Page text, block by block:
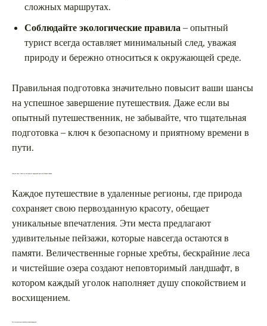
сложных маршрутах.
Соблюдайте экологические правила– опытный
турист всегда оставляет минимальный след, уважая
природу и бережно относиться к окружающей среде.
Правильная подготовка значительно повысит ваши шансы
на успешное завершение путешествия. Даже если вы
опытный путешественник, не забывайте, что тщательная
подготовка – ключ к безопасному и приятному времени в
пути.
Лучшие виды Саян: где насладиться природной красотой Южной Сибири
Каждое путешествие в удаленные регионы, где природа
сохраняет свою первозданную красоту, обещает
уникальные впечатления. Эти места предлагают
удивительные пейзажи, которые навсегда остаются в
памяти. Величественные горные хребты, бескрайние леса
и чистейшие озера создают неповторимый ландшафт, в
котором каждый уголок наполняет душу спокойствием и
восхищением.
Топ-места для отдыха и наблюдения за природой